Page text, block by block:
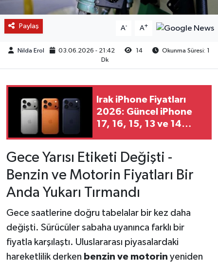
Paylaş A- A+
Nilda Erol 03.06.2026 - 21:42 14
Okunma Süresi: 1
Dk
Irak iPhone Fiyatları
2026: Güncel iPhone
17, 16, 15, 13 ve 14
Gece Yarısı Etiketi Değişti -
Benzin ve Motorin Fiyatları Bir
Anda Yukarı Tırmandı
Gece saatlerine doğru tabelalar bir kez daha
değişti. Sürücüler sabaha uyanınca farklı bir
fiyatla karşılaştı. Uluslararası piyasalardaki
hareketlilik derken benzin ve motorin yeniden